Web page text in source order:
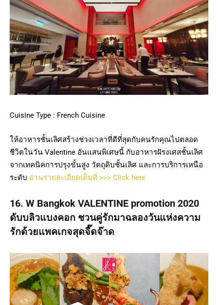
Cuisine Type : French Cuisine
ให้อาหารชั้นเลิศสร้างช่วงเวลาที่ดีที่สุดกับคนรักคุณไปตลอด
ชีวิตในวัน Valentine อันแสนพิเศษนี้ กับอาหารฝัรงเศสชั้นเลิศ
จากเทคนิคการปรุงขั้นสูง วัตถุดิบชั้นเลิศ และการบริการเหนือ
ระดับ อ่านรายละเอียดเต็มที่ >>> Click here
16. W Bangkok VALENTINE promotion 2020
ดับบลิวแบงคอก ชวนคู่รักมาฉลองวันแห่งความ
รักด้วยแพคเกจสุดจี๊ดจ๊าด